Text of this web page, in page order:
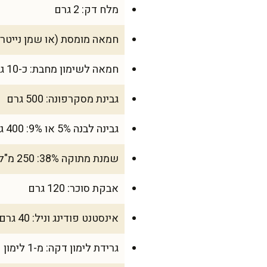
מלח דק: 2 גרם
חמאה מומסת (או שמן נייטרלי):
חמאה לשימון מחבת: כ-10 גרם
גבינת מסקרפונה: 500 גרם
גבינה לבנה 5% או 9%: 400 גרם
שמנת מתוקה 38%: 250 מ"ל
אבקת סוכר: 120 גרם
אינסטנט פודינג וניל: 40 גרם
גרידת לימון דקה: מ-1 לימון